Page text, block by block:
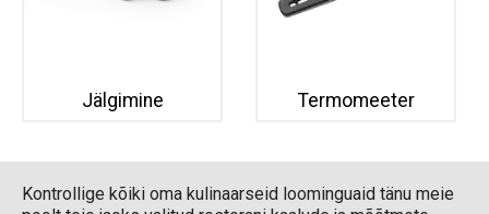
Jälgimine Termomeeter
Kontrollige kõiki oma kulinaarseid loominguaid tänu meie